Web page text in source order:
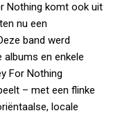
Nothing komt ook uit
nu een
band werd
albums en enkele
For Nothing
– met een flinke
locale